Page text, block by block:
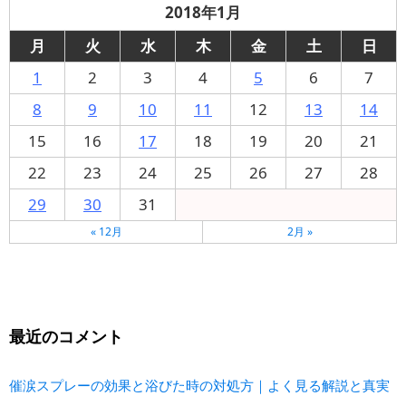
2018年1月
月
火 水 木 金 土
日
1
2 3 4 5 6
7
8
9 10 11 12 13
14
15
16 17 18 19 20
21
22
23 24 25 26 27
28
29
30 31
« 12月 2月 »
最近のコメント
催涙スプレーの効果と浴びた時の対処方｜よく見る解説と真実